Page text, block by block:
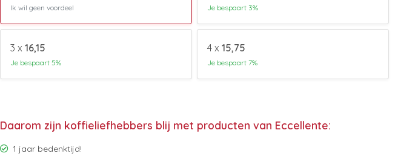
Ik wil geen voordeel Je bespaart 3%
3 x 16,15
Je bespaart 5%
4 x 15,75
Je bespaart 7%
Daarom zijn koffieliefhebbers blij met producten van Eccellente:
1 jaar bedenktijd!